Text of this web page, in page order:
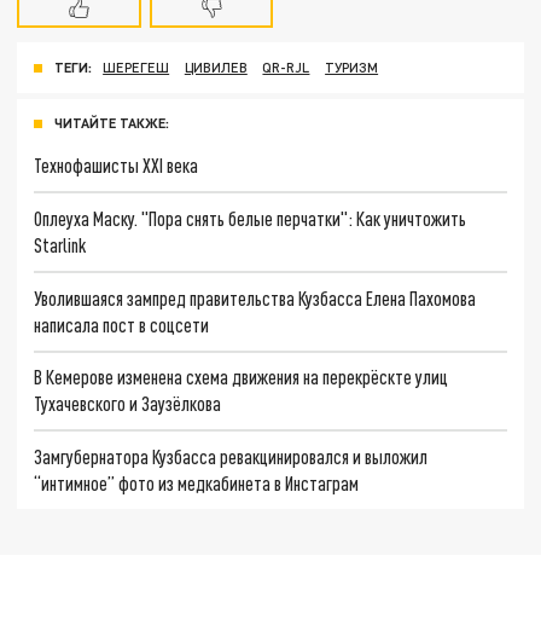
ТЕГИ: ШЕРЕГЕШ ЦИВИЛЕВ QR-RJL ТУРИЗМ
ЧИТАЙТЕ ТАКЖЕ:
Технофашисты XXI века
Оплеуха Маску. "Пора снять белые перчатки": Как уничтожить
Starlink
Уволившаяся зампред правительства Кузбасса Елена Пахомова
написала пост в соцсети
В Кемерове изменена схема движения на перекрёскте улиц
Тухачевского и Заузёлкова
Замгубернатора Кузбасса ревакцинировался и выложил
“интимное” фото из медкабинета в Инстаграм